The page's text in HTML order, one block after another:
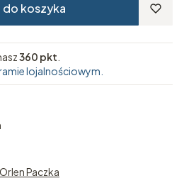
koszyka
360 pkt
lojalnościowym.
Paczka